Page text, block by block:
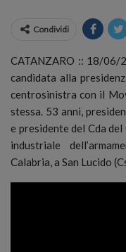
Condividi
CATANZARO :: 18/06/
candidata alla
centrosinistra con il
stessa. 53 anni,
e presidente del Cda
industriale
Calabria, a San Lucido